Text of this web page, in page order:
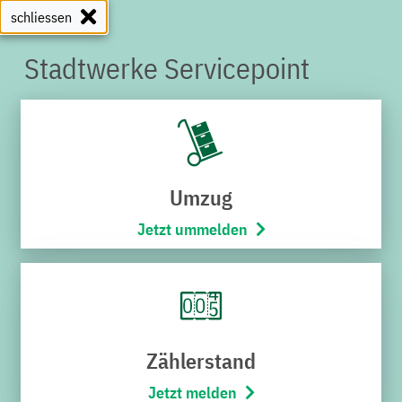
schliessen
Stadtwerke Servicepoint
Umzug
Jetzt ummelden
Zählerstand
Jetzt melden